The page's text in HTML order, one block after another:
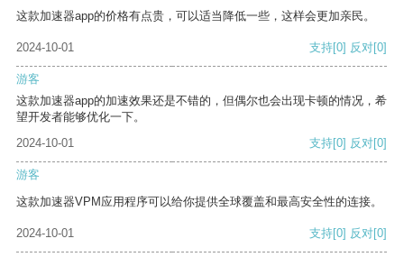
这款加速器app的价格有点贵，可以适当降低一些，这样会更加亲民。
2024-10-01 支持[0] 反对[0]
游客
这款加速器app的加速效果还是不错的，但偶尔也会出现卡顿的情况，希
望开发者能够优化一下。
2024-10-01
支持[0] 反对[0]
游客
这款加速器VPM应用程序可以给你提供全球覆盖和最高安全性的连接。
2024-10-01 支持[0] 反对[0]